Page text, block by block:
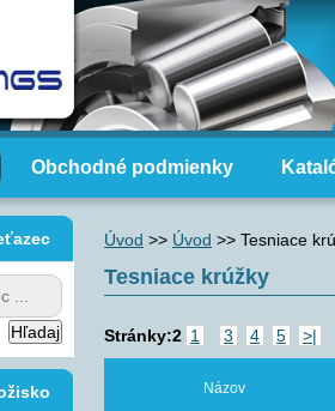
Obchodné podmienky
Úvod >> Úvod >> Tesniace
Tesniace krúžky
Stránky: 1
2 3 4 5 >|
Názov